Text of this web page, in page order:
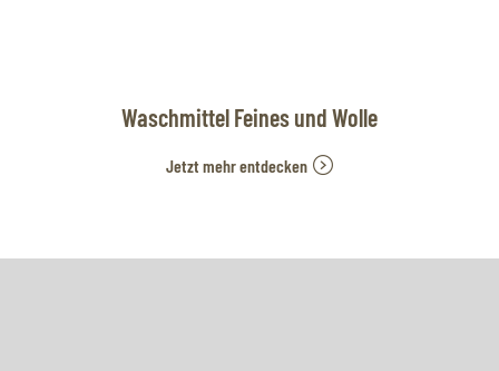
Waschmittel Feines und Wolle
Jetzt mehr entdecken